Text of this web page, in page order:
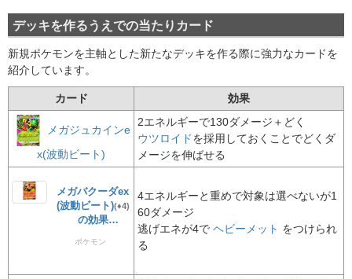
デッキを作るうえでの当たりカード
新規ポケモンを主軸とした新たなデッキを作る際に強力なカードを
紹介しています。
カード 効果
メガジュカインe
x(波動ビート)
2エネルギーで130ダメージ＋どく
ウツロイドを採用しておくことでどくダ
メージを伸ばせる
メガバクーダex
(波動ビート)(♦4)
の効果
ポケモン
4エネルギーと重めで対象は選べないが1
60ダメージ
逃げエネが4で ヘビーメット をつけられ
る